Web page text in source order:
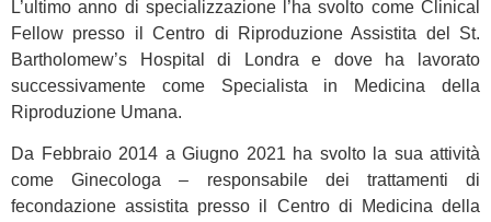
L’ultimo anno di specializzazione l’ha svolto come Clinical
Fellow presso il Centro di Riproduzione Assistita del St.
Bartholomew’s Hospital di Londra e dove ha lavorato
successivamente come Specialista in Medicina della
Riproduzione Umana.
Da Febbraio 2014 a Giugno 2021 ha svolto la sua attività
come Ginecologa – responsabile dei trattamenti di
fecondazione assistita presso il Centro di Medicina della